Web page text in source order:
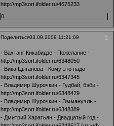
http://mp3sort.ifolder.ru/4675233
0
Поделиться 5
03.09.2009 11:21:09
- Вахтанг Кикабидзе - Пожелание -
http://mp3sort.ifolder.ru/6348050
- Вика Цыганова - Кому это надо -
http://mp3sort.ifolder.ru/6347345
- Владимир Шурочкин - Гудбай, бэби -
http://mp3sort.ifolder.ru/6348429
- Владимир Шурочкин - Эммануэль -
http://mp3sort.ifolder.ru/6348389
- Дмитрий Харатьян - Двадцатый год -